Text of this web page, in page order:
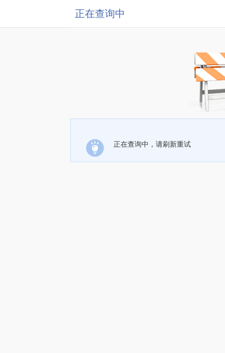
正在查询中
正在查询中，请刷新重试